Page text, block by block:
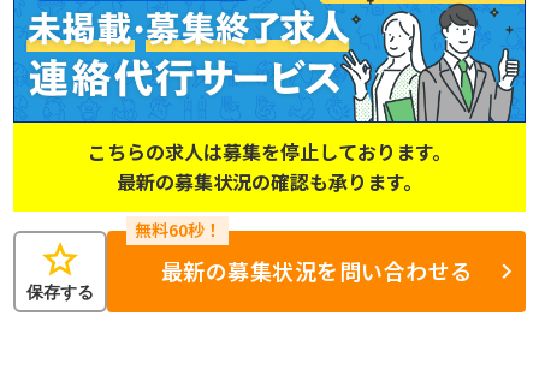
こちらの求人は募集を停止しております。
最新の募集状況の確認も承ります。
star
保存する
最新の募集状況を問い合わせる